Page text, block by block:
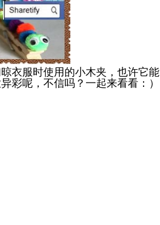
衣服时使用的小木夹，也许它能
彩呢，不信吗？一起来看看：）